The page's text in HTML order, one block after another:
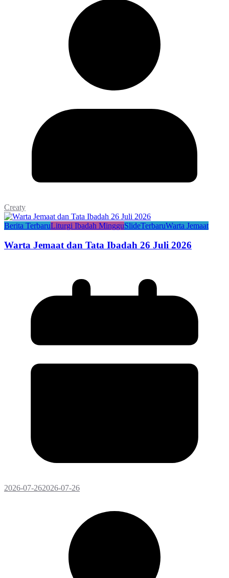
Creaty
Berita TerbaruLiturgi Ibadah MingguSlideTerbaruWarta Jemaat
Warta Jemaat dan Tata Ibadah 26 Juli 2026
2026-07-262026-07-26